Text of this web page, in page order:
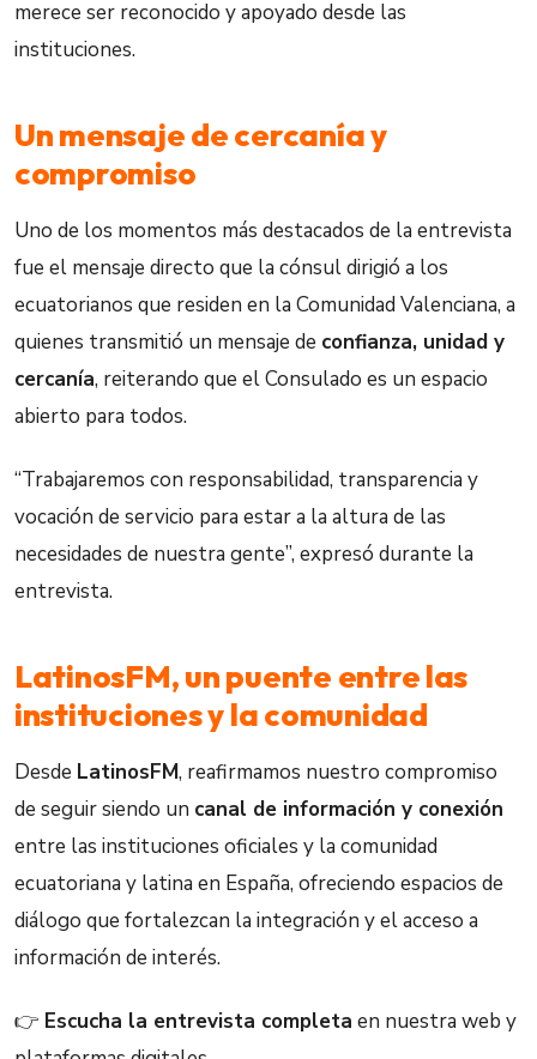
merece ser reconocido y apoyado desde las
instituciones.
Un mensaje de cercanía y
compromiso
Uno de los momentos más destacados de la entrevista
fue el mensaje directo que la cónsul dirigió a los
ecuatorianos que residen en la Comunidad Valenciana, a
quienes transmitió un mensaje de confianza, unidad y
cercanía, reiterando que el Consulado es un espacio
abierto para todos.
“Trabajaremos con responsabilidad, transparencia y
vocación de servicio para estar a la altura de las
necesidades de nuestra gente”, expresó durante la
entrevista.
LatinosFM, un puente entre las
instituciones y la comunidad
Desde LatinosFM, reafirmamos nuestro compromiso
de seguir siendo un canal de información y conexión
entre las instituciones oficiales y la comunidad
ecuatoriana y latina en España, ofreciendo espacios de
diálogo que fortalezcan la integración y el acceso a
información de interés.
👉 Escucha la entrevista completa en nuestra web y